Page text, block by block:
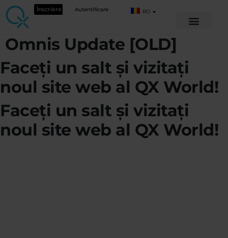
Înscriere Autentificare RO
Omnis Update [OLD]
Faceți un salt și vizitați
noul site web al QX World!
Faceți un salt și vizitați
noul site web al QX World!